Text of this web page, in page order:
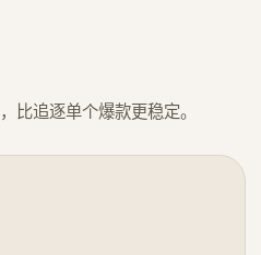
比追逐单个爆款更稳定。